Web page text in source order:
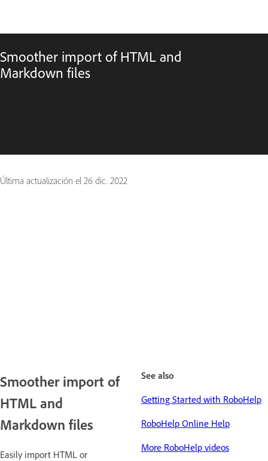
Smoother import of HTML and
Markdown files
Última actualización el 26 dic. 2022
Smoother import of
HTML and
Markdown files
Easily import HTML or
See also
Getting Started with RoboHelp
RoboHelp Online Help
More RoboHelp videos